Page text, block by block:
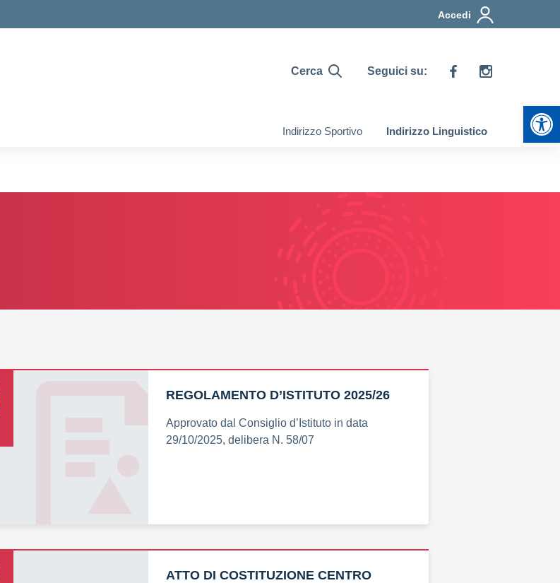
Accedi
Cerca Seguici su:
Indirizzo Sportivo Indirizzo Linguistico
REGOLAMENTO D’ISTITUTO 2025/26
Approvato dal Consiglio d’Istituto in data
29/10/2025, delibera N. 58/07
ATTO DI COSTITUZIONE CENTRO